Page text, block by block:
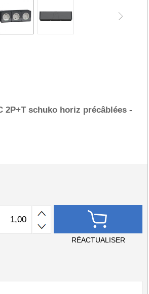
2P+T schuko horiz précâblées -
RÉACTUALISER